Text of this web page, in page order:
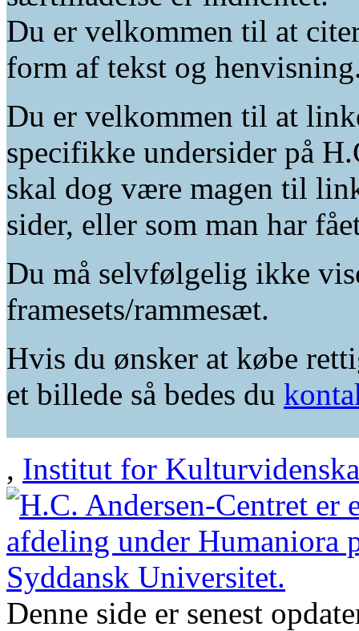
Du er velkommen til at
form af tekst og
Du er velkommen til at
specifikke undersider på
skal dog være magen til
sider, eller som man har
Du må selvfølgelig ikke
framesets/rammesæt.
Hvis du ønsker at købe
et billede så bedes du
, Institut for
Denne side er senest